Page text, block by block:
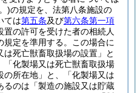
)の規定を、法第八条施設の
ては第五条及び第六条第一項
の許可を受けた者の相続人
規定を準用する。
この場合に
は死亡獣畜取扱場の設置」と
「化製場又は死亡獣畜取扱場
所在地」と、「化製場又は
るのは「製造の施設又は貯蔵